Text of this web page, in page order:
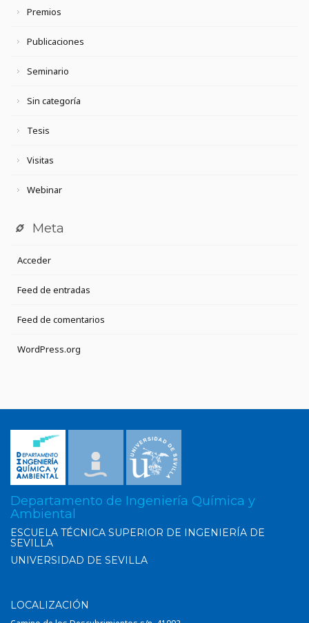
Premios
Publicaciones
Seminario
Sin categoría
Tesis
Visitas
Webinar
Meta
Acceder
Feed de entradas
Feed de comentarios
WordPress.org
Departamento de Ingeniería Química y
Ambiental
ESCUELA TÉCNICA SUPERIOR DE INGENIERÍA DE
SEVILLA
UNIVERSIDAD DE SEVILLA
LOCALIZACIÓN